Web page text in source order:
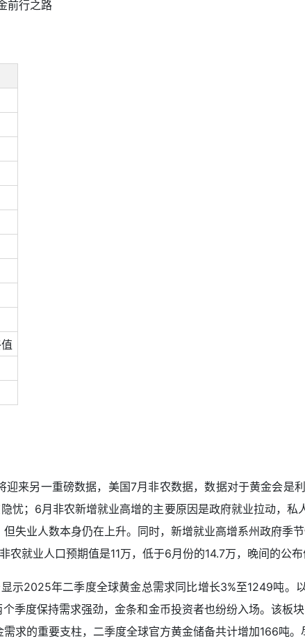
前行之路
来另一重磅数据，美国7月非农数据，数据对于黄金会
忧；6月非农新增就业高增的主要原因是政府就业拉动，
失业人数本身仍在上升。同时，新增就业高增系州政府
就业人口预期值是11万，低于6月份的14.7万，晚间的公
示2025年二季度全球黄金总需求同比增长3%至1249吨
季度保持需求强劲，金条和金币投资者也纷纷入场。该
求的重要支柱，二季度全球官方黄金储备共计增加166吨